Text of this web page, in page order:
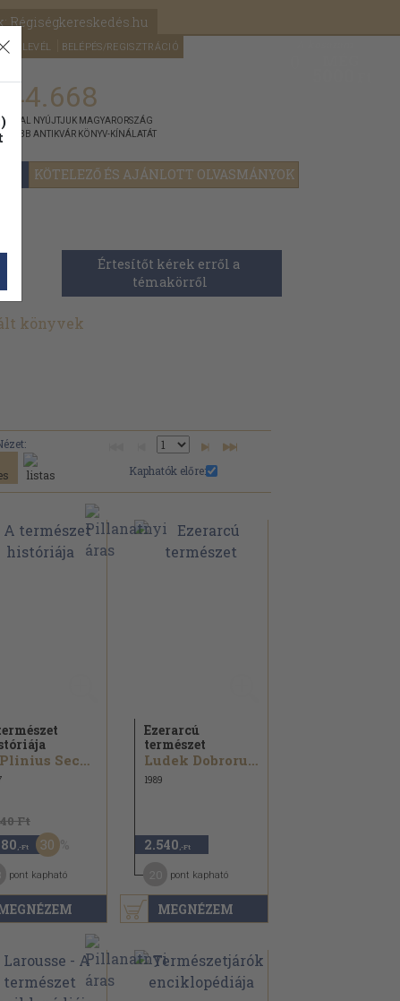
Régiségkereskedés.hu
HÍRLEVÉL BELÉPÉS/REGISZTRÁCIÓ
KÖTELEZŐ ÉS AJÁNLOTT OLVASMÁNYOK
NYÚJTJUK MAGYARORSZÁG
ANTIKVÁR KÖNYV-KÍNÁLATÁT
Értesítőt kérek erről a
témakörről
könyvek
Kaphatók előre:
C. Plinius Secundus
Ft
,-Ft 30
pont kapható
MEGNÉZEM
Ezerarcú
természet
Ludek Dobroruka...
1989
2.540 ,-Ft
pont kapható